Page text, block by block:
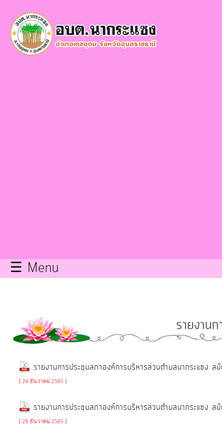
หน้า
หลัก
ITA
e-
Service
Q&A
☰ Menu
รายงาน
รายงานการประชุมสภาองค์การบริหารส่วนตำบลนากระแ
[ 24 ธันวาคม 2565 ]
รายงานการประชุมสภาองค์การบริหารส่วนตำบลนากระแ
[ 20 ธันวาคม 2565 ]